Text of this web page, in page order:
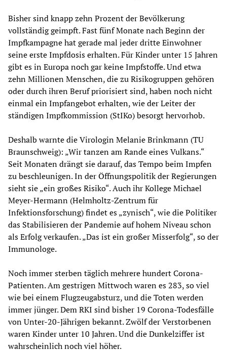
Bisher sind knapp zehn Prozent der Bevölkerung
vollständig geimpft. Fast fünf Monate nach Beginn der
Impfkampagne hat gerade mal jeder dritte Einwohner
seine erste Impfdosis erhalten. Für Kinder unter 15 Jahren
gibt es in Europa noch gar keine Impfstoffe. Und etwa
zehn Millionen Menschen, die zu Risikogruppen gehören
oder durch ihren Beruf priorisiert sind, haben noch nicht
einmal ein Impfangebot erhalten, wie der Leiter der
ständigen Impfkommission (StIKo) besorgt hervorhob.
Deshalb warnte die Virologin Melanie Brinkmann (TU
Braunschweig): „Wir tanzen am Rande eines Vulkans.“
Seit Monaten drängt sie darauf, das Tempo beim Impfen
zu beschleunigen. In der Öffnungspolitik der Regierungen
sieht sie „ein großes Risiko“. Auch ihr Kollege Michael
Meyer-Hermann (Helmholtz-Zentrum für
Infektionsforschung) findet es „zynisch“, wie die Politiker
das Stabilisieren der Pandemie auf hohem Niveau schon
als Erfolg verkaufen. „Das ist ein großer Misserfolg“, so der
Immunologe.
Noch immer sterben täglich mehrere hundert Corona-
Patienten. Am gestrigen Mittwoch waren es 283, so viel
wie bei einem Flugzeugabsturz, und die Toten werden
immer jünger. Dem RKI sind bisher 19 Corona-Todesfälle
von Unter-20-Jährigen bekannt. Zwölf der Verstorbenen
waren Kinder unter 10 Jahren. Und die Dunkelziffer ist
wahrscheinlich noch viel höher.